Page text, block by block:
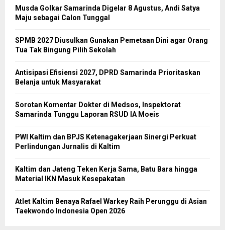
Musda Golkar Samarinda Digelar 8 Agustus, Andi Satya
Maju sebagai Calon Tunggal
SPMB 2027 Diusulkan Gunakan Pemetaan Dini agar Orang
Tua Tak Bingung Pilih Sekolah
Antisipasi Efisiensi 2027, DPRD Samarinda Prioritaskan
Belanja untuk Masyarakat
Sorotan Komentar Dokter di Medsos, Inspektorat
Samarinda Tunggu Laporan RSUD IA Moeis
PWI Kaltim dan BPJS Ketenagakerjaan Sinergi Perkuat
Perlindungan Jurnalis di Kaltim
Kaltim dan Jateng Teken Kerja Sama, Batu Bara hingga
Material IKN Masuk Kesepakatan
Atlet Kaltim Benaya Rafael Warkey Raih Perunggu di Asian
Taekwondo Indonesia Open 2026